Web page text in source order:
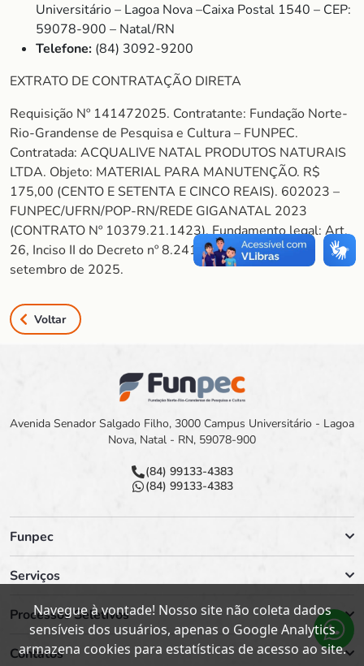
Universitário – Lagoa Nova –Caixa Postal 1540 – CEP:
59078-900 – Natal/RN
Telefone: (84) 3092-9200
EXTRATO DE CONTRATAÇÃO DIRETA
Requisição Nº 141472025. Contratante: Fundação Norte-
Rio-Grandense de Pesquisa e Cultura – FUNPEC.
Contratada: ACQUALIVE NATAL PRODUTOS NATURAIS
LTDA. Objeto: MATERIAL PARA MANUTENÇÃO. R$
175,00 (CENTO E SETENTA E CINCO REAIS). 602023 –
FUNPEC/UFRN/POP-RN/REDE GIGANATAL 2023
(CONTRATO Nº 10379.21.1423). Fundamento legal: Art.
26, Inciso II do Decreto nº 8.241/14. Natal/RN, 5 de
setembro de 2025.
Voltar
Avenida Senador Salgado Filho, 3000 Campus Universitário - Lagoa
Nova, Natal - RN, 59078-900
(84) 99133-4383
(84) 99133-4383
Funpec
Serviços
Processos Seletivos
Contatos
Navegue à vontade! Nosso site não coleta dados
sensíveis dos usuários, apenas o Google Analytics
armazena cookies para estatísticas de acesso ao site.